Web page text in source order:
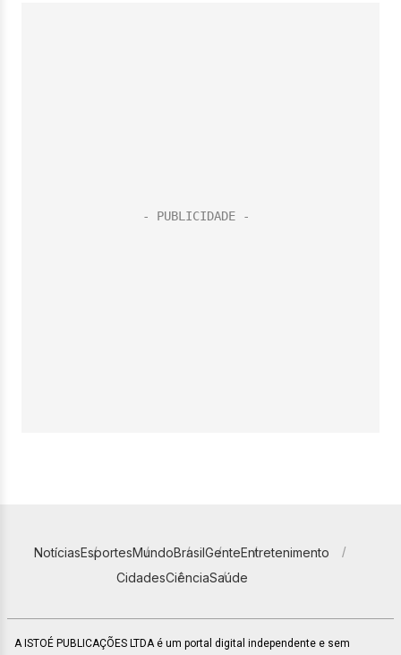
NotíciasEsportesMundoBrasilGenteEntretenimento
CidadesCiênciaSaúde
A ISTOÉ PUBLICAÇÕES LTDA é um portal digital independente e sem